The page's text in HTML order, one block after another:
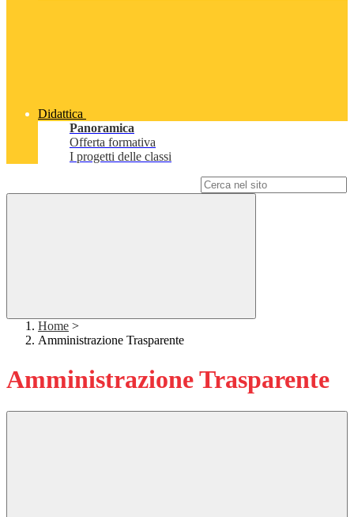
Didattica
Panoramica
Offerta formativa
I progetti delle classi
Home >
Amministrazione Trasparente
Amministrazione Trasparente